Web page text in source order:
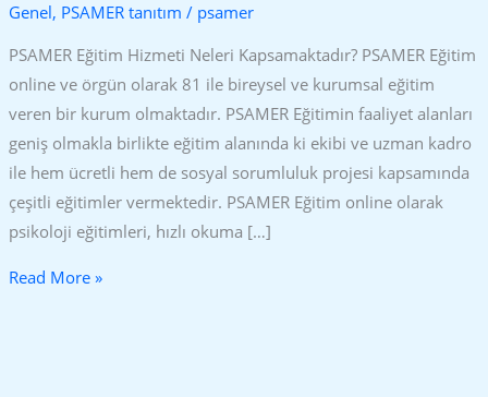
Genel, PSAMER tanıtım / psamer
PSAMER Eğitim Hizmeti Neleri Kapsamaktadır? PSAMER Eğitim
online ve örgün olarak 81 ile bireysel ve kurumsal eğitim
veren bir kurum olmaktadır. PSAMER Eğitimin faaliyet alanları
geniş olmakla birlikte eğitim alanında ki ekibi ve uzman kadro
ile hem ücretli hem de sosyal sorumluluk projesi kapsamında
çeşitli eğitimler vermektedir. PSAMER Eğitim online olarak
psikoloji eğitimleri, hızlı okuma […]
Read More »